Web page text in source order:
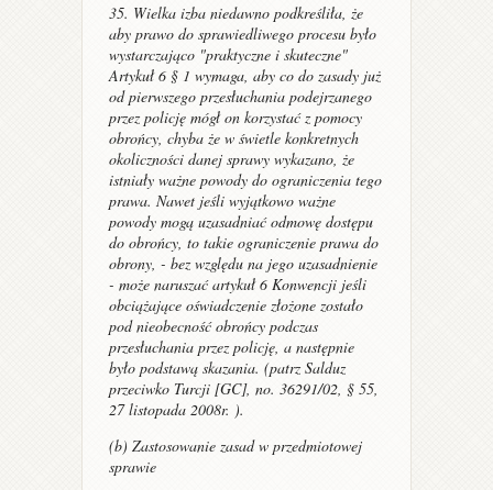
35. Wielka izba niedawno podkreśliła, że
aby prawo do sprawiedliwego procesu było
wystarczająco "praktyczne i skuteczne"
Artykuł 6 § 1 wymaga, aby co do zasady już
od pierwszego przesłuchania podejrzanego
przez policję mógł on korzystać z pomocy
obrońcy, chyba że w świetle konkretnych
okoliczności danej sprawy wykazano, że
istniały ważne powody do ograniczenia tego
prawa. Nawet jeśli wyjątkowo ważne
powody mogą uzasadniać odmowę dostępu
do obrońcy, to takie ograniczenie prawa do
obrony, - bez względu na jego uzasadnienie
- może naruszać artykuł 6 Konwencji jeśli
obciążające oświadczenie złożone zostało
pod nieobecność obrońcy podczas
przesłuchania przez policję, a następnie
było podstawą skazania. (patrzSalduz
przeciwko Turcji [GC], no. 36291/02, § 55,
27 listopada 2008r. ).
(b) Zastosowanie zasad w przedmiotowej
sprawie